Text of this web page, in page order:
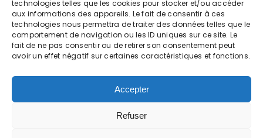
technologies telles que les cookies pour stocker et/ou accéder
aux informations des appareils. Le fait de consentir à ces
technologies nous permettra de traiter des données telles que le
comportement de navigation ou les ID uniques sur ce site. Le
fait de ne pas consentir ou de retirer son consentement peut
avoir un effet négatif sur certaines caractéristiques et fonctions.
Accepter
Refuser
Envoyer
Informations légales
Politique de cookies (UE)
© Copyright 2026, Commune de Serémange-Erzange,